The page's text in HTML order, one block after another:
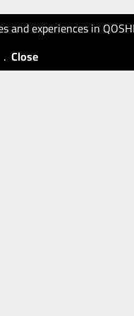
and experiences in
. Close